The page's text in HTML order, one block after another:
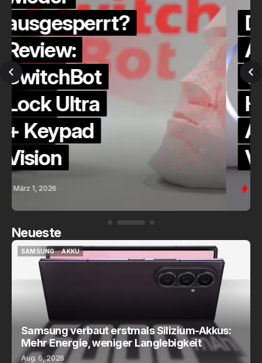
Die Alexa-
Alternative?
QuickCheck:
Home
Assistant
Voice (PE)
Feb. 9, 2026
Neueste
SAMSUNG
SAMSUNG
AKKU
AKKU
Samsung verbaut erstmals Silizium-Akkus:
Mehr Energie, weniger Langlebigkeit
Aug. 6, 2026